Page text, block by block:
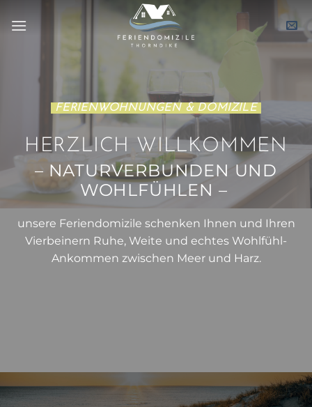
Inhalt
FERIENWOHNUNGEN & DOMIZILE
HERZLICH WILLKOMMEN
– NATURVERBUNDEN UND
WOHLFÜHLEN –
unsere Feriendomizile schenken Ihnen und Ihren
Vierbeinern Ruhe, Weite und echtes Wohlfühl-
Ankommen zwischen Meer und Harz.